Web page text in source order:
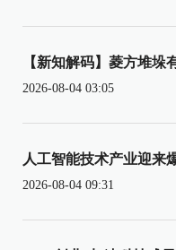
【新知解码】菱方堆垛
2026-08-04 03:05
人工智能技术产业迎来
2026-08-04 09:31